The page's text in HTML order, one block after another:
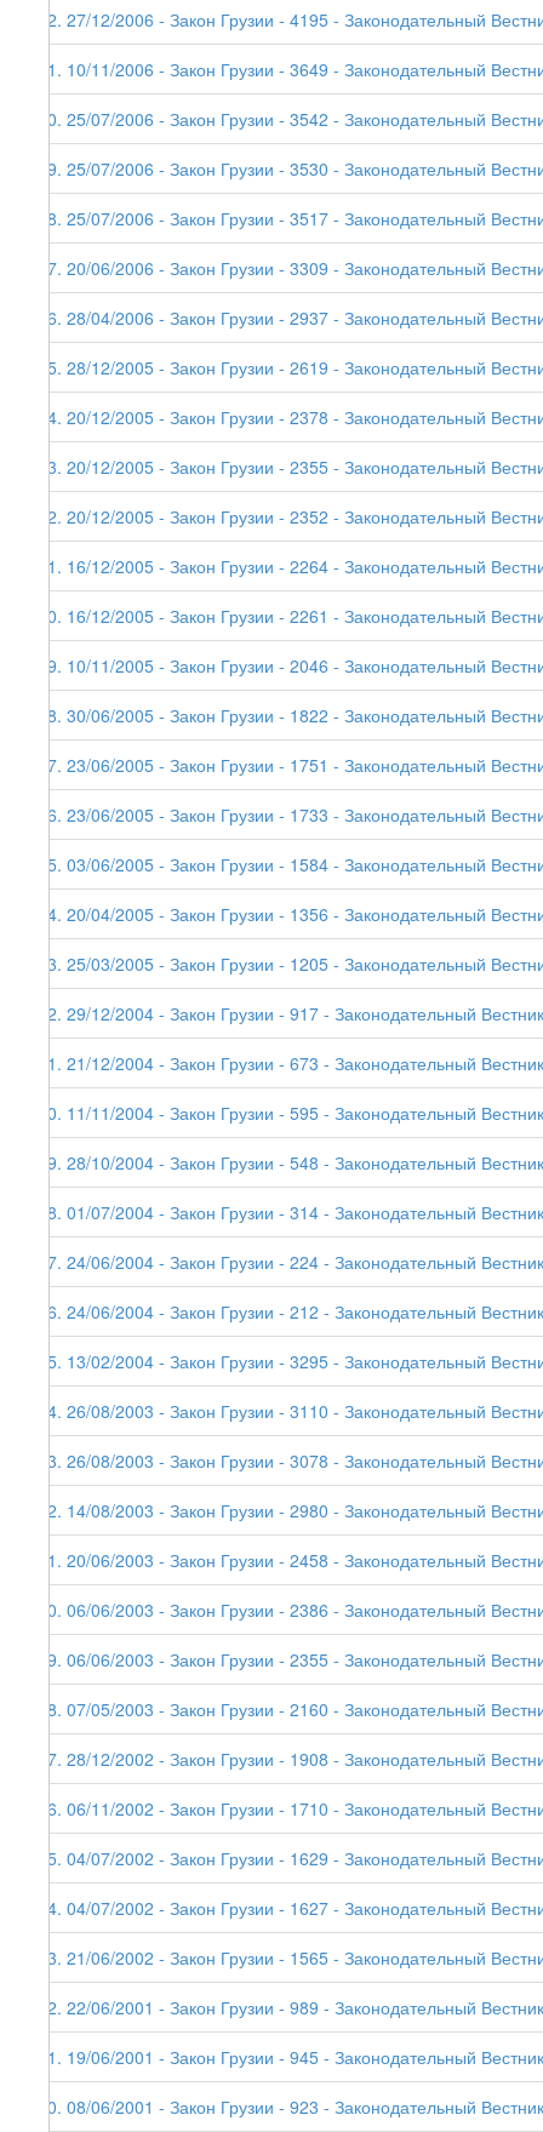
52. 27/12/2006 - Закон Грузии - 4195 - Законодательный
51. 10/11/2006 - Закон Грузии - 3649 - Законодательный
50. 25/07/2006 - Закон Грузии - 3542 - Законодательный
49. 25/07/2006 - Закон Грузии - 3530 - Законодательный
48. 25/07/2006 - Закон Грузии - 3517 - Законодательный
47. 20/06/2006 - Закон Грузии - 3309 - Законодательный
46. 28/04/2006 - Закон Грузии - 2937 - Законодательный
45. 28/12/2005 - Закон Грузии - 2619 - Законодательный
44. 20/12/2005 - Закон Грузии - 2378 - Законодательный
43. 20/12/2005 - Закон Грузии - 2355 - Законодательный
42. 20/12/2005 - Закон Грузии - 2352 - Законодательный
41. 16/12/2005 - Закон Грузии - 2264 - Законодательный
40. 16/12/2005 - Закон Грузии - 2261 - Законодательный
39. 10/11/2005 - Закон Грузии - 2046 - Законодательный
38. 30/06/2005 - Закон Грузии - 1822 - Законодательный
37. 23/06/2005 - Закон Грузии - 1751 - Законодательный
36. 23/06/2005 - Закон Грузии - 1733 - Законодательный
35. 03/06/2005 - Закон Грузии - 1584 - Законодательный
34. 20/04/2005 - Закон Грузии - 1356 - Законодательный
33. 25/03/2005 - Закон Грузии - 1205 - Законодательный
32. 29/12/2004 - Закон Грузии - 917 - Законодательный
31. 21/12/2004 - Закон Грузии - 673 - Законодательный
30. 11/11/2004 - Закон Грузии - 595 - Законодательный
29. 28/10/2004 - Закон Грузии - 548 - Законодательный
28. 01/07/2004 - Закон Грузии - 314 - Законодательный
27. 24/06/2004 - Закон Грузии - 224 - Законодательный
26. 24/06/2004 - Закон Грузии - 212 - Законодательный
25. 13/02/2004 - Закон Грузии - 3295 - Законодательный
24. 26/08/2003 - Закон Грузии - 3110 - Законодательный
23. 26/08/2003 - Закон Грузии - 3078 - Законодательный
22. 14/08/2003 - Закон Грузии - 2980 - Законодательный
21. 20/06/2003 - Закон Грузии - 2458 - Законодательный
20. 06/06/2003 - Закон Грузии - 2386 - Законодательный
19. 06/06/2003 - Закон Грузии - 2355 - Законодательный
18. 07/05/2003 - Закон Грузии - 2160 - Законодательный
17. 28/12/2002 - Закон Грузии - 1908 - Законодательный
16. 06/11/2002 - Закон Грузии - 1710 - Законодательный
15. 04/07/2002 - Закон Грузии - 1629 - Законодательный
14. 04/07/2002 - Закон Грузии - 1627 - Законодательный
13. 21/06/2002 - Закон Грузии - 1565 - Законодательный
12. 22/06/2001 - Закон Грузии - 989 - Законодательный
11. 19/06/2001 - Закон Грузии - 945 - Законодательный
10. 08/06/2001 - Закон Грузии - 923 - Законодательный